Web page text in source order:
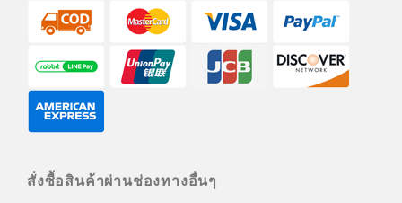
สั่งซื้อสินค้าผ่านช่องทางอื่นๆ